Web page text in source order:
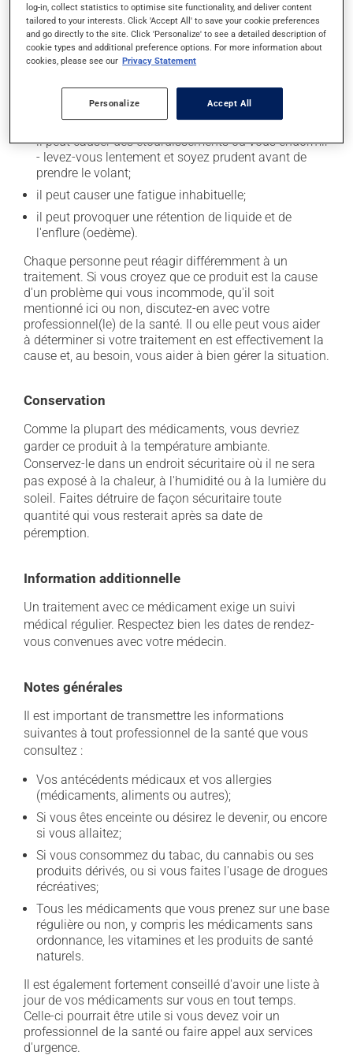
Effets indésirables
En plus de ses effets recherchés, ce produit peut à
secondaires), notamment :
il peut rendre la bouche sèche;
il peut causer des étourdissements ou vous endormir
- levez-vous lentement et soyez prudent avant de
prendre le volant;
il peut causer une fatigue inhabituelle;
il peut provoquer une rétention de liquide et de
l'enflure (oedème).
Chaque personne peut réagir différemment à un
traitement. Si vous croyez que ce produit est la cause
d'un problème qui vous incommode, qu'il soit
mentionné ici ou non, discutez-en avec votre
professionnel(le) de la santé. Il ou elle peut vous aider
à déterminer si votre traitement en est effectivement la
cause et, au besoin, vous aider à bien gérer la situation.
Conservation
Comme la plupart des médicaments, vous devriez
garder ce produit à la température ambiante.
Conservez-le dans un endroit sécuritaire où il ne sera
pas exposé à la chaleur, à l'humidité ou à la lumière du
soleil. Faites détruire de façon sécuritaire toute
quantité qui vous resterait après sa date de
péremption.
Information additionnelle
Un traitement avec ce médicament exige un suivi
médical régulier. Respectez bien les dates de rendez-
vous convenues avec votre médecin.
Notes générales
Il est important de transmettre les informations
suivantes à tout professionnel de la santé que vous
consultez :
Vos antécédents médicaux et vos allergies
(médicaments, aliments ou autres);
Si vous êtes enceinte ou désirez le devenir, ou encore
si vous allaitez;
Si vous consommez du tabac, du cannabis ou ses
produits dérivés, ou si vous faites l'usage de drogues
récréatives;
Tous les médicaments que vous prenez sur une base
régulière ou non, y compris les médicaments sans
ordonnance, les vitamines et les produits de santé
naturels.
Il est également fortement conseillé d'avoir une liste à
jour de vos médicaments sur vous en tout temps.
Celle-ci pourrait être utile si vous devez voir un
professionnel de la santé ou faire appel aux services
d'urgence.
log-in, collect statistics to optimise site functionality, and deliver content
tailored to your interests. Click 'Accept All' to save your cookie preferences
and go directly to the site. Click 'Personalize' to see a detailed description of
cookie types and additional preference options. For more information about
cookies, please see our Privacy Statement
Personalize Accept All